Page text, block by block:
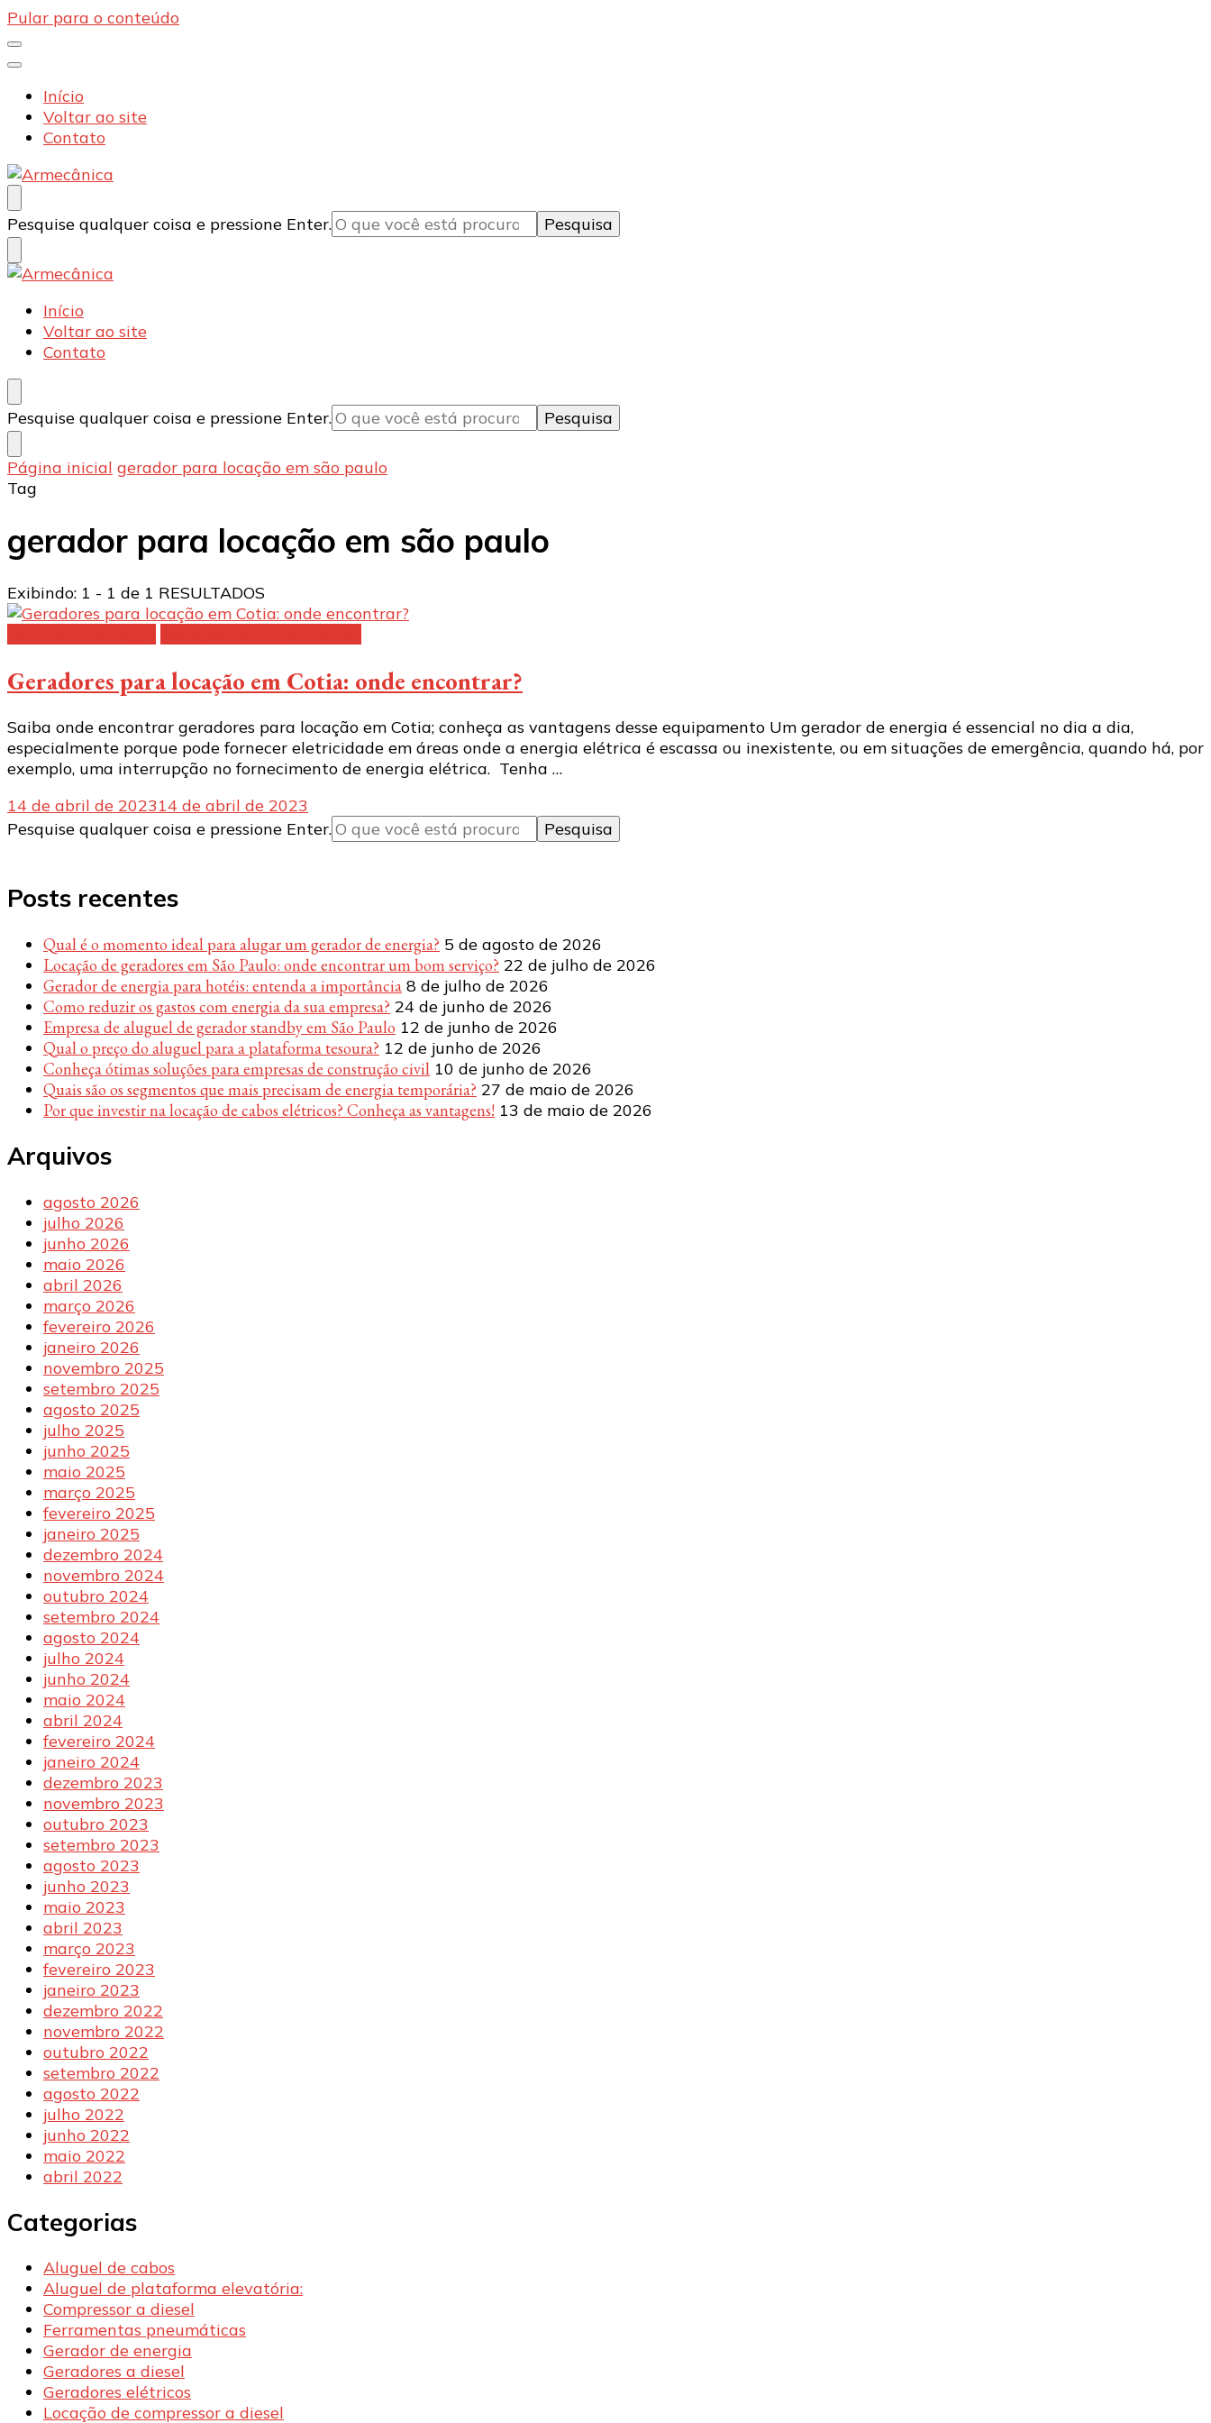
Pular para o conteúdo
Início
Voltar ao site
Contato
Armecânica
Blog
Procurando
algo?
Pesquise qualquer coisa e pressione Enter.
Armecânica
Blog
Início
Voltar ao site
Contato
Procurando
algo?
Pesquise qualquer coisa e pressione Enter.
Página inicial gerador para locação em são paulo
Tag
gerador para locação em são paulo
Exibindo: 1 - 1 de 1 RESULTADOS
Geradores para locação em Cotia: onde encontrar?
Saiba onde encontrar geradores para locação em Cotia; conheça as vantagens desse equipamento Um gerador de energia é essencial no dia a dia,
especialmente porque pode fornecer eletricidade em áreas onde a energia elétrica é escassa ou inexistente, ou em situações de emergência, quando há, por
exemplo, uma interrupção no fornecimento de energia elétrica. Tenha …
14 de abril de 202314 de abril de 2023
Procurando
Pesquise qualquer coisa e pressione Enter.
Posts recentes
Qual é o momento ideal para alugar um gerador de energia? 5 de agosto de 2026
Locação de geradores em São Paulo: onde encontrar um bom serviço? 22 de julho de 2026
Gerador de energia para hotéis: entenda a importância 8 de julho de 2026
Como reduzir os gastos com energia da sua empresa? 24 de junho de 2026
Empresa de aluguel de gerador standby em São Paulo 12 de junho de 2026
Qual o preço do aluguel para a plataforma tesoura? 12 de junho de 2026
Conheça ótimas soluções para empresas de construção civil 10 de junho de 2026
Quais são os segmentos que mais precisam de energia temporária? 27 de maio de 2026
Por que investir na locação de cabos elétricos? Conheça as vantagens! 13 de maio de 2026
Arquivos
agosto 2026
julho 2026
junho 2026
maio 2026
abril 2026
março 2026
fevereiro 2026
janeiro 2026
novembro 2025
setembro 2025
agosto 2025
julho 2025
junho 2025
maio 2025
março 2025
fevereiro 2025
janeiro 2025
dezembro 2024
novembro 2024
outubro 2024
setembro 2024
agosto 2024
julho 2024
junho 2024
maio 2024
abril 2024
fevereiro 2024
janeiro 2024
dezembro 2023
novembro 2023
outubro 2023
setembro 2023
agosto 2023
junho 2023
maio 2023
abril 2023
março 2023
fevereiro 2023
janeiro 2023
dezembro 2022
novembro 2022
outubro 2022
setembro 2022
agosto 2022
julho 2022
junho 2022
maio 2022
abril 2022
Categorias
Aluguel de cabos
Aluguel de plataforma elevatória:
Compressor a diesel
Ferramentas pneumáticas
Gerador de energia
Geradores a diesel
Geradores elétricos
Locação de compressor a diesel